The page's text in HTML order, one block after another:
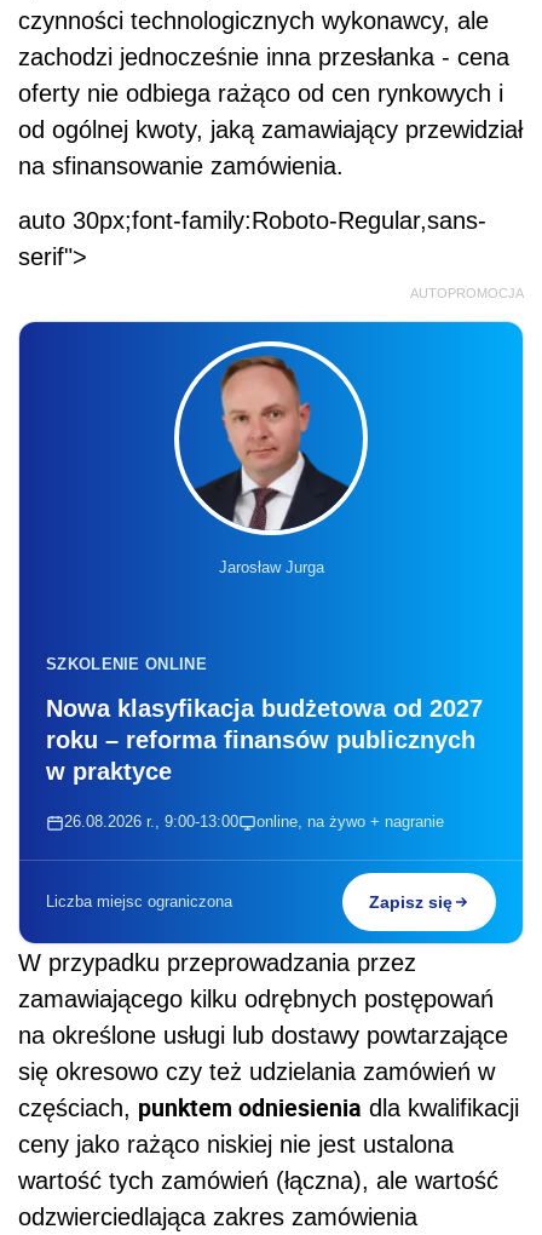
czynności technologicznych wykonawcy, ale
zachodzi jednocześnie inna przesłanka - cena
oferty nie odbiega rażąco od cen rynkowych i
od ogólnej kwoty, jaką zamawiający przewidział
na sfinansowanie zamówienia.
auto 30px;font-family:Roboto-Regular,sans-
serif">
AUTOPROMOCJA
Jarosław Jurga
SZKOLENIE ONLINE
Nowa klasyfikacja budżetowa od 2027
roku – reforma finansów publicznych
w praktyce
26.08.2026 r., 9:00-13:00 online, na żywo + nagranie
Liczba miejsc ograniczona Zapisz się
W przypadku przeprowadzania przez
zamawiającego kilku odrębnych postępowań
na określone usługi lub dostawy powtarzające
się okresowo czy też udzielania zamówień w
częściach, punktem odniesienia dla kwalifikacji
ceny jako rażąco niskiej nie jest ustalona
wartość tych zamówień (łączna), ale wartość
odzwierciedlająca zakres zamówienia